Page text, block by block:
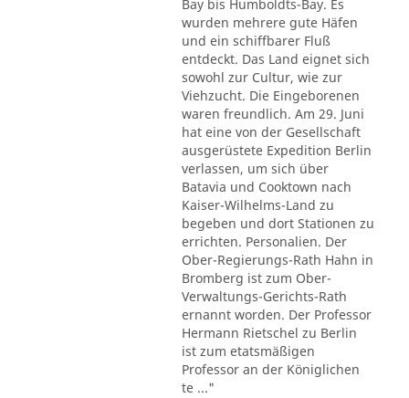
Bay bis Humboldts-Bay. Es
wurden mehrere gute Häfen
und ein schiffbarer Fluß
entdeckt. Das Land eignet sich
sowohl zur Cultur, wie zur
Viehzucht. Die Eingeborenen
waren freundlich. Am 29. Juni
hat eine von der Gesellschaft
ausgerüstete Expedition Berlin
verlassen, um sich über
Batavia und Cooktown nach
Kaiser-Wilhelms-Land zu
begeben und dort Stationen zu
errichten. Personalien. Der
Ober-Regierungs-Rath Hahn in
Bromberg ist zum Ober-
Verwaltungs-Gerichts-Rath
ernannt worden. Der Professor
Hermann Rietschel zu Berlin
ist zum etatsmäßigen
Professor an der Königlichen
te ..."